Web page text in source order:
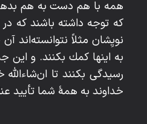
همه با هم دست به هم
كه توجه داشته باشند كه
نويِشان مثلاً نتوانسته‌اند
به اينها كمك بكنند. و اين
رسيدگى بكنند تا
خداوند به همۀ شما تأييد